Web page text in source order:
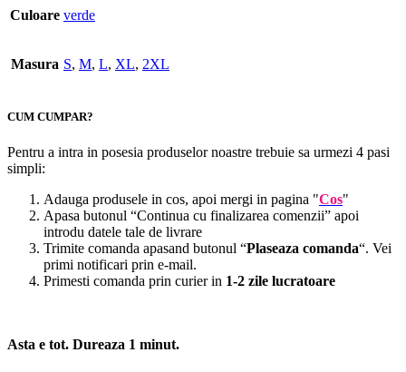
Culoare verde
Masura S, M, L, XL, 2XL
CUM CUMPAR?
Pentru a intra in posesia produselor noastre trebuie sa urmezi 4 pasi
simpli:
Adauga produsele in cos, apoi mergi in pagina "Cos"
Apasa butonul “Continua cu finalizarea comenzii” apoi
introdu datele tale de livrare
Trimite comanda apasand butonul “Plaseaza comanda“. Vei
primi notificari prin e-mail.
Primesti comanda prin curier in 1-2 zile lucratoare
Asta e tot. Dureaza 1 minut.